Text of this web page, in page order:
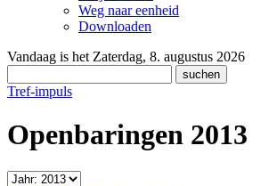
Weg naar eenheid
Downloaden
Vandaag is het Zaterdag, 8. augustus 2026
Tref-impuls
Openbaringen 2013